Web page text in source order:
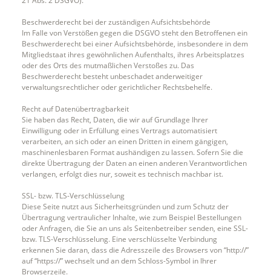
Beschwerderecht bei der zuständigen Aufsichtsbehörde
Im Falle von Verstößen gegen die DSGVO steht den Betroffenen ein
Beschwerderecht bei einer Aufsichtsbehörde, insbesondere in dem
Mitgliedstaat ihres gewöhnlichen Aufenthalts, ihres Arbeitsplatzes
oder des Orts des mutmaßlichen Verstoßes zu. Das
Beschwerderecht besteht unbeschadet anderweitiger
verwaltungsrechtlicher oder gerichtlicher Rechtsbehelfe.
Recht auf Datenübertragbarkeit
Sie haben das Recht, Daten, die wir auf Grundlage Ihrer
Einwilligung oder in Erfüllung eines Vertrags automatisiert
verarbeiten, an sich oder an einen Dritten in einem gängigen,
maschinenlesbaren Format aushändigen zu lassen. Sofern Sie die
direkte Übertragung der Daten an einen anderen Verantwortlichen
verlangen, erfolgt dies nur, soweit es technisch machbar ist.
SSL- bzw. TLS-Verschlüsselung
Diese Seite nutzt aus Sicherheitsgründen und zum Schutz der
Übertragung vertraulicher Inhalte, wie zum Beispiel Bestellungen
oder Anfragen, die Sie an uns als Seitenbetreiber senden, eine SSL-
bzw. TLS-Verschlüsselung. Eine verschlüsselte Verbindung
erkennen Sie daran, dass die Adresszeile des Browsers von “http://”
auf “https://” wechselt und an dem Schloss-Symbol in Ihrer
Browserzeile.